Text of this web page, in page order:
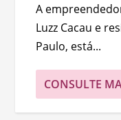
A
Luzz Cacau e
Paulo, está...
CONSULTE